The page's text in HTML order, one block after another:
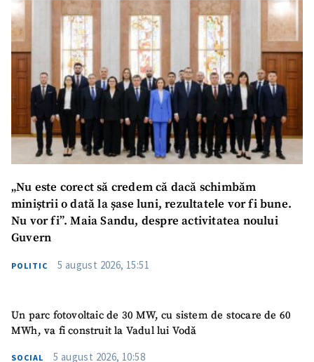
„Nu este corect să credem că dacă schimbăm
miniștrii o dată la șase luni, rezultatele vor fi bune.
Nu vor fi”. Maia Sandu, despre activitatea noului
Guvern
POLITIC 5 august 2026, 15:51
Un parc fotovoltaic de 30 MW, cu sistem de stocare de 60
MWh, va fi construit la Vadul lui Vodă
SOCIAL 5 august 2026, 10:58